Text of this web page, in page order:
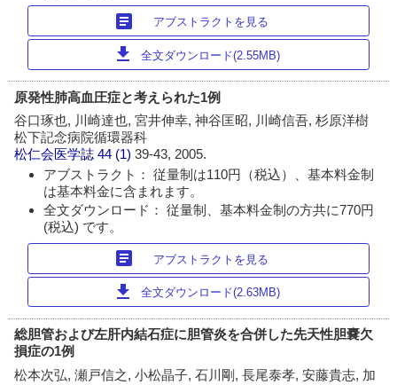
article アブストラクトを見る
download 全文ダウンロード(2.55MB)
原発性肺高血圧症と考えられた1例
谷口琢也, 川崎達也, 宮井伸幸, 神谷匡昭, 川崎信吾, 杉原洋樹
松下記念病院循環器科
松仁会医学誌 44 (1)39-43, 2005.
アブストラクト： 従量制は110円（税込）、基本料金制
は基本料金に含まれます。
全文ダウンロード： 従量制、基本料金制の方共に770円
(税込) です。
article アブストラクトを見る
download 全文ダウンロード(2.63MB)
総胆管および左肝内結石症に胆管炎を合併した先天性胆嚢欠
損症の1例
松本次弘, 瀬戸信之, 小松晶子, 石川剛, 長尾泰孝, 安藤貴志, 加